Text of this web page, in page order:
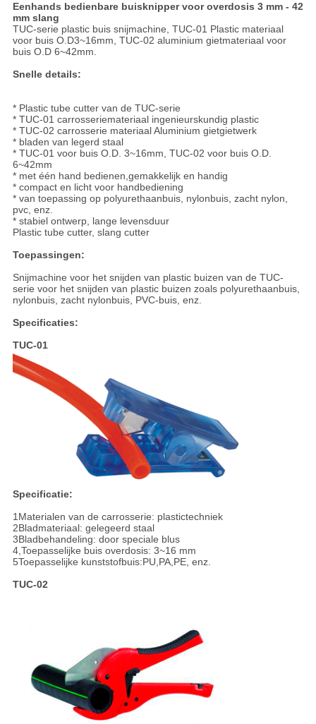
Eenhands bedienbare buisknipper voor overdosis 3 mm - 42
mm slang
TUC-serie plastic buis snijmachine, TUC-01 Plastic materiaal
voor buis O.D3~16mm, TUC-02 aluminium gietmateriaal voor
buis O.D 6~42mm.
Snelle details:
* Plastic tube cutter van de TUC-serie
* TUC-01 carrosseriemateriaal ingenieurskundig plastic
* TUC-02 carrosserie materiaal Aluminium gietgietwerk
* bladen van legerd staal
* TUC-01 voor buis O.D. 3~16mm, TUC-02 voor buis O.D.
6~42mm
* met één hand bedienen,gemakkelijk en handig
* compact en licht voor handbediening
* van toepassing op polyurethaanbuis, nylonbuis, zacht nylon,
pvc, enz.
* stabiel ontwerp, lange levensduur
Plastic tube cutter, slang cutter
Toepassingen:
Snijmachine voor het snijden van plastic buizen van de TUC-
serie voor het snijden van plastic buizen zoals polyurethaanbuis,
nylonbuis, zacht nylonbuis, PVC-buis, enz.
Specificaties:
TUC-01
Specificatie:
1Materialen van de carrosserie: plastictechniek
2Bladmateriaal: gelegeerd staal
3Bladbehandeling: door speciale blus
4,Toepasselijke buis overdosis: 3~16 mm
5Toepasselijke kunststofbuis:PU,PA,PE, enz.
TUC-02